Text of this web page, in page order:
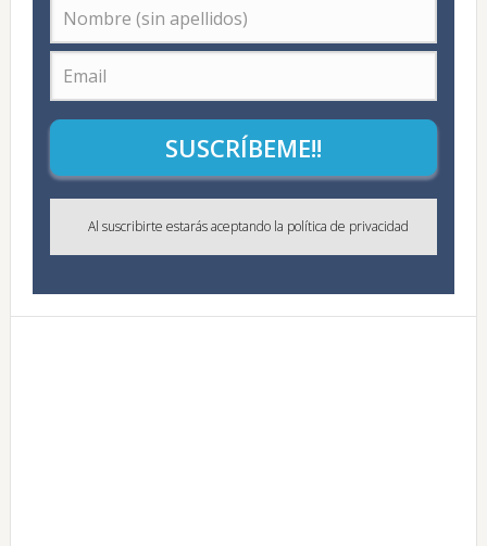
SUSCRÍBEME!!
Al suscribirte estarás aceptando la política de privacidad